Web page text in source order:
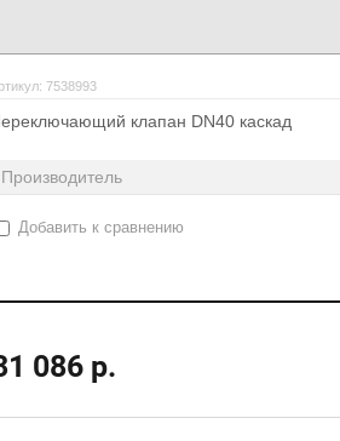
7538993
клапан DN40 каскад
Производитель
Добавить к сравнению
086 р.